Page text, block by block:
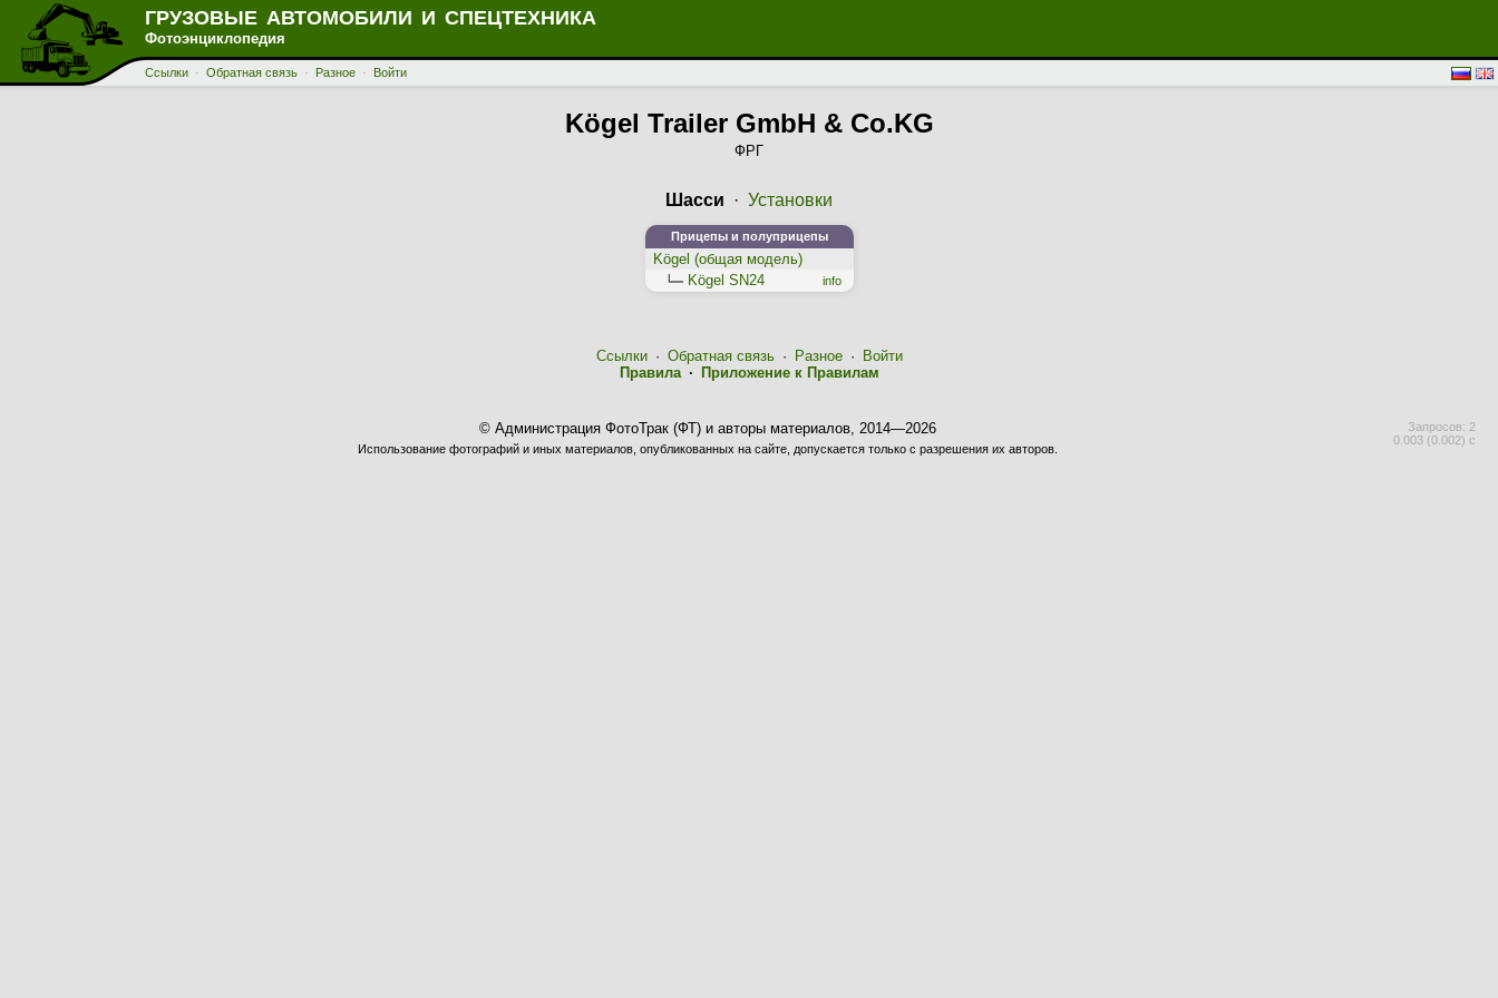
ГРУЗОВЫЕ АВТОМОБИЛИ И СПЕЦТЕХНИКА
Фотоэнциклопедия
Ссылки · Обратная связь · Разное · Войти
Kögel Trailer GmbH & Co.KG
ФРГ
Шасси · Установки
Прицепы и полуприцепы
Kögel (общая модель)
Kögel SN24
info
Ссылки· Обратная связь· Разное·
Войти
Правила· Приложение к Правилам
Запросов: 2
0.003 (0.002) с
© Администрация ФотоТрак (ФТ) и авторы материалов, 2014—2026
Использование фотографий и иных материалов, опубликованных на сайте, допускается только с разрешения их авторов.